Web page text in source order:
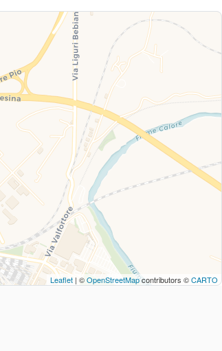
Leaflet | ©OpenStreetMapcontributors ©CARTO